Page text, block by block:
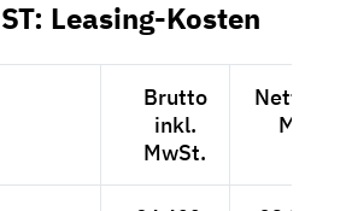
Leasing-Kosten
Brutto
inkl.
MwSt.
Netto
MwSt.